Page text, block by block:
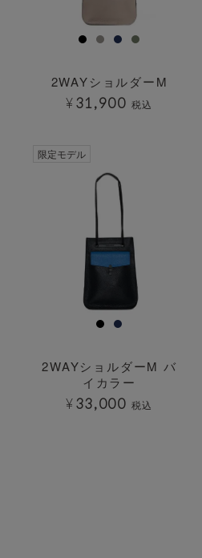
2WAYショルダーM
¥31,900 税込
限定モデル
2WAYショルダーM バ
イカラー
¥33,000 税込